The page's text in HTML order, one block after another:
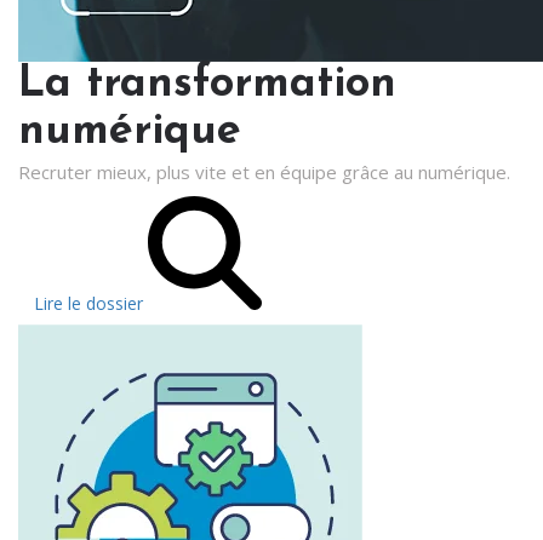
La transformation
numérique
Recruter mieux, plus vite et en équipe grâce au numérique.
Lire le dossier